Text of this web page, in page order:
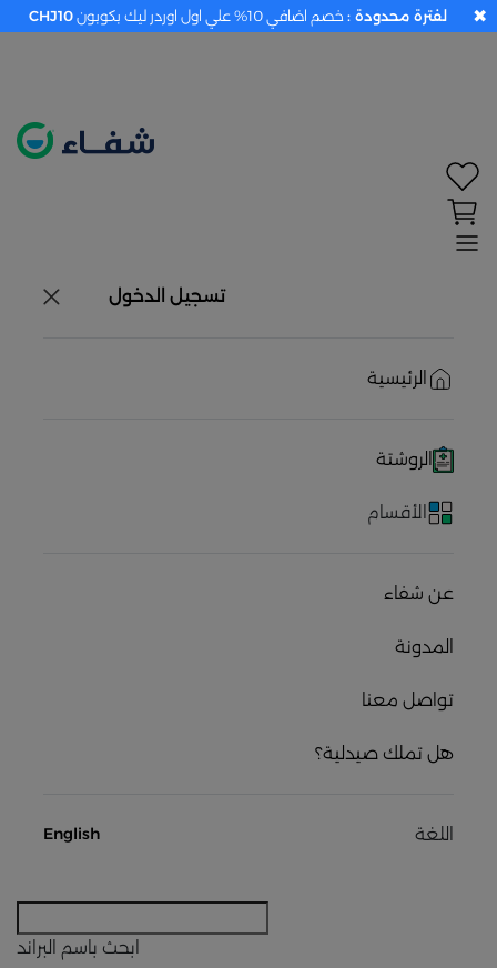
تسجيل الدخول
الرئيسية
الروشتة
الأقسام
عن شفاء
المدونة
تواصل معنا
هل تملك صيدلية؟
اللغة English
ابحث باسم البراند
لفترة محدودة : خصم اضافي 10% علي اول اوردر ليك بكوبون CHJ10 ✖